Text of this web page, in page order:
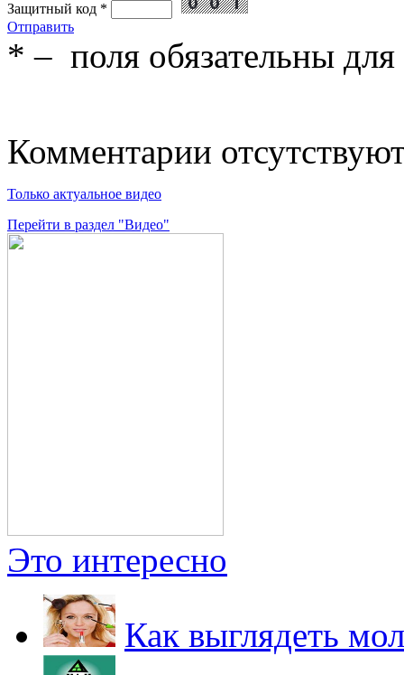
Защитный код *
Отправить
* – поля обязательны для
Комментарии
Только актуальное видео
Перейти в раздел "Видео"
Это интересно
Как выглядеть